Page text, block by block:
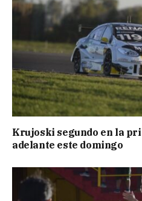
Krujoski segundo en la
adelante este domingo